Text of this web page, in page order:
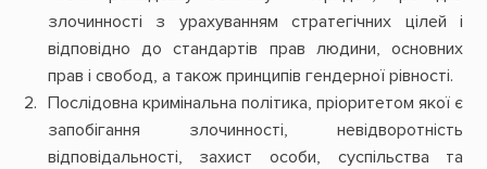
злочинності з урахуванням стратегічних цілей і
відповідно до стандартів прав людини, основних
прав і свобод, а також принципів гендерної рівності.
Послідовна кримінальна політика, пріоритетом якої є
запобігання злочинності, невідворотність
відповідальності, захист особи, суспільства та